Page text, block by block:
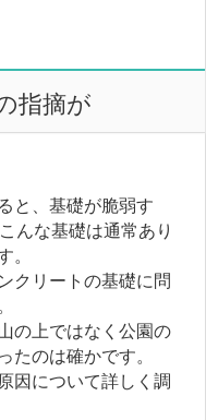
指摘が
と、基礎が脆弱す
んな基礎は通常あり
クリートの基礎に問
の上ではなく公園の
のは確かです。
因について詳しく調